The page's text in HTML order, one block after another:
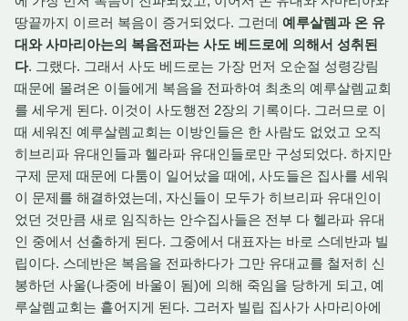
땅끝까지 이르러 복음이 증거되었다. 그런데 예루살렘과 온 유
대와 사마리아는의 복음전파는 사도 베드로에 의해서 성취된
다. 그랬다. 그래서 사도 베드로는 가장 먼저 오순절 성령강림
때문에 몰려온 이들에게 복음을 전파하여 최초의 예루살렘교회
를 세우게 된다. 이것이 사도행전 2장의 기록이다. 그러므로 이
때 세워진 예루살렘교회는 이방인들은 한 사람도 없었고 오직
히브리파 유대인들과 헬라파 유대인들로만 구성되었다. 하지만
구제 문제 때문에 다툼이 일어났을 때에, 사도들은 집사를 세워
이 문제를 해결하였는데, 자신들이 모두가 히브리파 유대인이
었던 것만큼 새로 임직하는 안수집사들은 전부 다 헬라파 유대
인 중에서 선출하게 된다. 그중에서 대표자는 바로 스데반과 빌
립이다. 스데반은 복음을 전파하다가 그만 유대교를 철저히 신
봉하던 사울(나중에 바울이 됨)에 의해 죽임을 당하게 되고, 예
루살렘교회는 흩어지게 된다. 그러자 빌립 집사가 사마리아에